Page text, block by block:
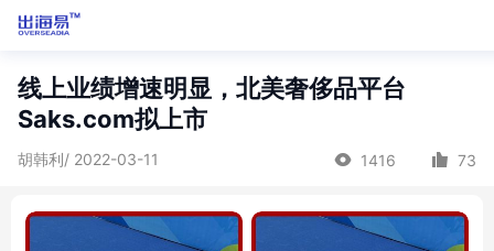
线上业绩增速明显，北美奢侈品平台
Saks.com拟上市
胡韩利/ 2022-03-11 1416 73